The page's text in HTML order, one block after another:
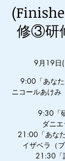
修③研
9月19日(
9:00「あなた
ニコールあけみ
9:30「
ダニエ
21:00「あな
イザベラ（
21:30「